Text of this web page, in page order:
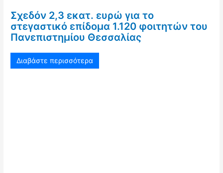
Σχεδόν 2,3 εκατ. ευρώ για το
στεγαστικό επίδομα 1.120 φοιτητών του
Πανεπιστημίου Θεσσαλίας
Διαβάστε περισσότερα